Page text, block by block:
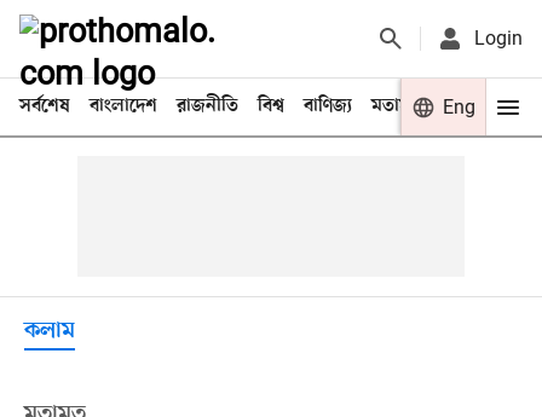
Login
সর্বশেষ বাংলাদেশ রাজনীতি বিশ্ব বাণিজ্য মতামত খেলা
Eng
কলাম